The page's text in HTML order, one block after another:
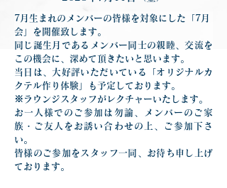
7月生まれのメンバーの皆様を対象にした「7月
会」を開催致します。
同じ誕生月であるメンバー同士の親睦、交流を
この機会に、深めて頂きたいと思います。
当日は、 大好評いただいている「オリジナルカ
クテル作り体験」も予定しております。
※ラウンジスタッフがレクチャーいたします。
お一人様でのご参加は勿論、メンバーのご家
族・ご友人をお誘い合わせの上、ご参加下さ
い。
皆様のご参加をスタッフ一同、お待ち申し上げ
ております。